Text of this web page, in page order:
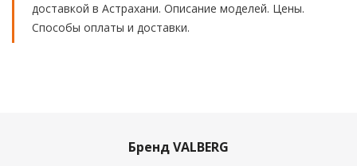
доставкой в Астрахани. Описание моделей. Цены.
Способы оплаты и доставки.
Бренд VALBERG